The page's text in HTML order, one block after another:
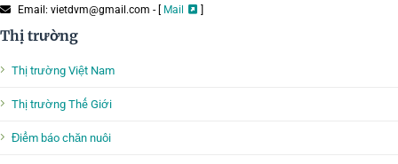
Email: vietdvm@gmail.com - [
Mail
Thị trường
Thị trường Việt Nam
Thị trường Thế Giới
Điểm báo chăn nuôi